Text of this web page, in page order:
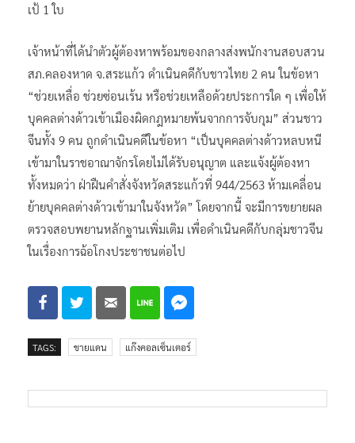
เป้ 1 ใบ
เจ้าหน้าที่ได้นำตัวผู้ต้องหาพร้อมของกลางส่งพนักงานสอบสวน
สภ.คลองหาด จ.สระแก้ว ดำเนินคดีกับชาวไทย 2 คน ในข้อหา
“ช่วยเหลื่อ ช่วยซ่อนเร้น หรือช่วยเหลือด้วยประการใด ๆ เพื่อให้
บุคคลต่างด้าวเข้าเมืองผิดกฎหมายพ้นจากการจับกุม” ส่วนชาว
จีนทั้ง 9 คน ถูกดำเนินคดีในข้อหา “เป็นบุคคลต่างด้าวหลบหนี
เข้ามาในราชอาณาจักรโดยไม่ได้รับอนุญาต และแจ้งผู้ต้องหา
ทั้งหมดว่า ฝ่าฝืนคำสั่งจังหวัดสระแก้วที่ 944/2563 ห้ามเคลื่อน
ย้ายบุคคลต่างด้าวเข้ามาในจังหวัด” โดยจากนี้ จะมีการขยายผล
ตรวจสอบพยานหลักฐานเพิ่มเติม เพื่อดำเนินคดีกับกลุ่มชาวจีน
ในเรื่องการฉ้อโกงประชาชนต่อไป
TAGS: ชายแดน แก๊งคอลเซ็นเตอร์